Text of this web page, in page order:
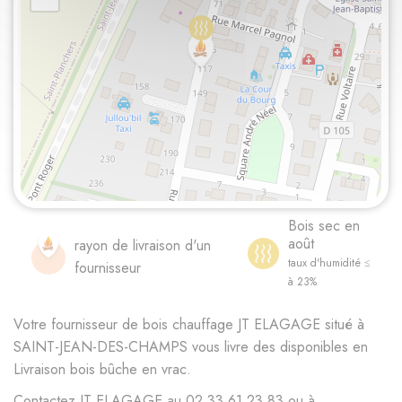
rayon de livraison d'un
fournisseur
Bois sec en
août
taux d'humidité ≤
à 23%
Votre fournisseur de bois chauffage JT ELAGAGE situé à
SAINT-JEAN-DES-CHAMPS vous livre des disponibles en
Livraison bois bûche en vrac.